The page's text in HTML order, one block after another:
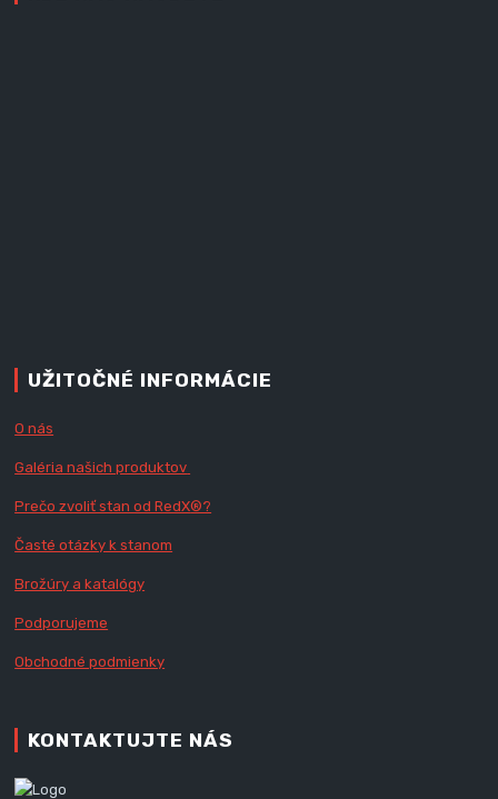
UŽITOČNÉ INFORMÁCIE
O nás
Galéria našich produktov
Prečo zvoliť stan od RedX®?
Časté otázky k stanom
Brožúry a katalógy
Podporujeme
Obchodné podmienky
KONTAKTUJTE NÁS